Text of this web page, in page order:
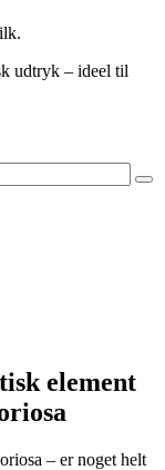
udtryk – ideel til
element
– er noget helt